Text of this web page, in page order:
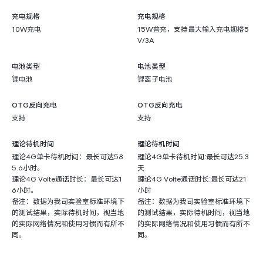
充电规格
10W充电
充电规格
15W普充，支持最大输入充电规格5
V/3A
电池类型
锂电池
电池类型
锂离子电池
OTG反向充电
支持
OTG反向充电
支持
理论待机时间
理论4G单卡待机时间：最长可达58
5.6小时。
理论4G Volte通话时长：最长可达1
6小时。
备注：数据为我司实验室标准环境下
的测试结果，实际待机时间，视当地
的实际网络情况和使用习惯而有所不
同。
理论待机时间
理论4G单卡待机时间:最长可达25.3
天
理论4G Volte通话时长:最长可达21
小时
备注：数据为我司实验室标准环境下
的测试结果，实际待机时间，视当地
的实际网络情况和使用习惯而有所不
同。